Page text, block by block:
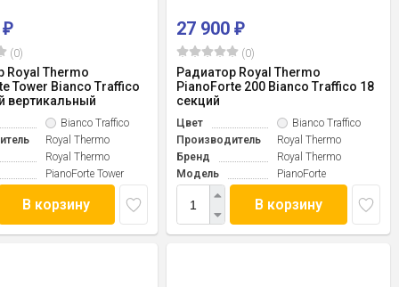
₽
(0)
Royal Thermo
Tower Bianco Traffico
вертикальный
Bianco Traffico
Royal Thermo
Royal Thermo
PianoForte Tower
В корзину
27 900₽
(0)
Радиатор Royal Thermo
PianoForte 200 Bianco Traffico 18
секций
Цвет
Bianco Traffico
Производитель
Royal Thermo
Бренд
Royal Thermo
Модель
PianoForte
В корзину